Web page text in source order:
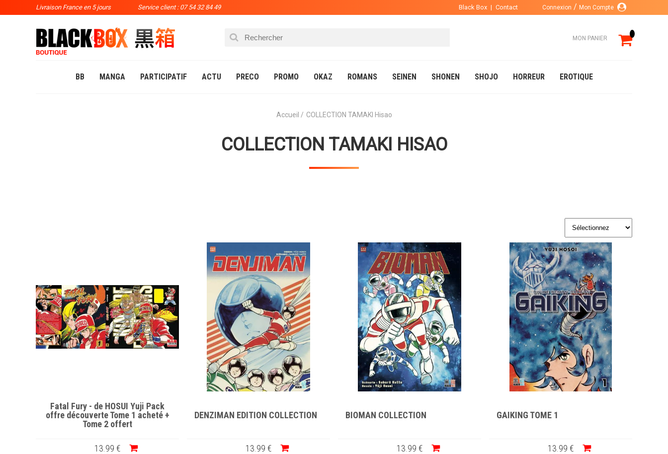
Livraison France en 5 jours Service client : 07 54 32 84 49 Black Box | Contact Connexion Mon Compte
MON PANIER
BB MANGA PARTICIPATIF ACTU PRECO PROMO OKAZ ROMANS SEINEN SHONEN SHOJO HORREUR EROTIQUE
Accueil COLLECTION TAMAKI Hisao
COLLECTION TAMAKI HISAO
Fatal Fury - de HOSUI Yuji Pack
offre découverte Tome 1 acheté +
Tome 2 offert
13 .99 €
DENZIMAN EDITION COLLECTION
13 .99 €
BIOMAN COLLECTION
13 .99 €
GAIKING TOME 1
13 .99 €